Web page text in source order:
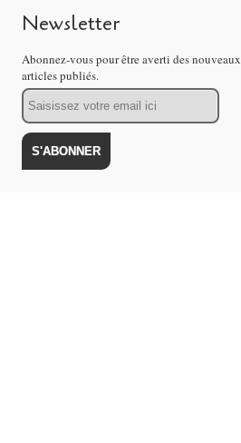
Newsletter
Abonnez-vous pour être averti des nouveaux
articles publiés.
Email